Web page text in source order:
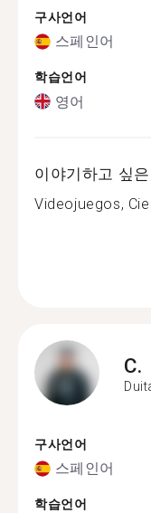
구사언어
스페인어
학습언어
영어
이야기하고 싶
Videojuegos,
C.
구사언어
스페인어
학습언어